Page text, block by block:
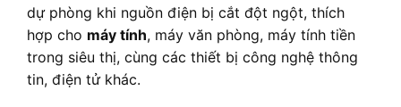
dự phòng khi nguồn điện bị cắt đột ngột, thích
hợp cho máy tính, máy văn phòng, máy tính tiền
trong siêu thị, cùng các thiết bị công nghệ thông
tin, điện tử khác.